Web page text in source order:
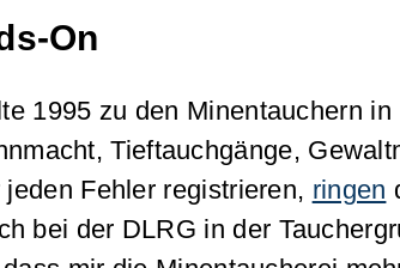
On
1995 zu den Minentauchern in
Tieftauchgänge,
Fehler registrieren, ringen
bei der DLRG in der